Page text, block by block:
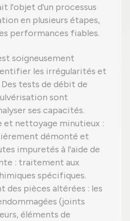
l'objet d'un processus
en plusieurs étapes,
performances fiables.
soigneusement
les irrégularités et
Des tests de débit de
sont
ses capacités.
et nettoyage minutieux :
démonté et
impuretés à l'aide de
: traitement aux
spécifiques.
des pièces altérées : les
(joints
éléments de